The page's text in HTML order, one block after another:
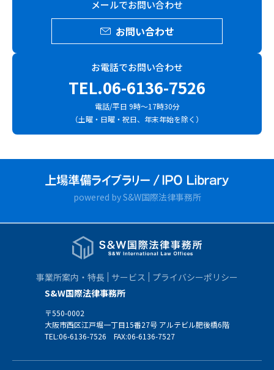
メールでお問い合わせ
お問い合わせ
お電話でお問い合わせ
TEL.06-6136-7526
電話/平日 9時～17時30分
（土曜・日曜・祝日、年末年始を除く）
powered by S&W国際法律事務所
S&W国際法律事務所
〒550-0002
大阪市西区江戸堀一丁目15番27号 アルテビル肥後橋6階
TEL:06-6136-7526 FAX:06-6136-7527
事業所案内・特長 サービス プライバシーポリシー